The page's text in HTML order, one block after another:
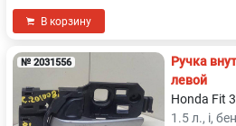
В корзину
№ 2031556
Ручка
левой
Honda Fit
1.5 л., i,